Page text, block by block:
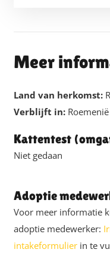
Meer
Land van herkomst:
Verblijft in: Roemenië
Kattentest
Niet gedaan
Adoptie
Voor meer informatie
adoptie medewerker:
intakeformulierin te